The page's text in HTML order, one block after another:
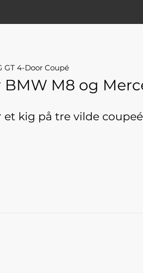
GT 4-Door Coupé
M8 og
kig på tre vilde